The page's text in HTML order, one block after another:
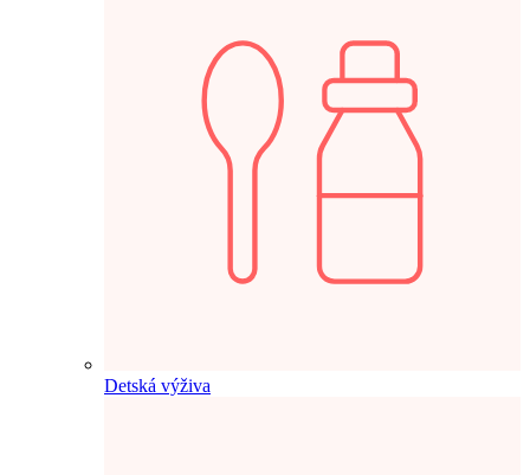
Detská výživa